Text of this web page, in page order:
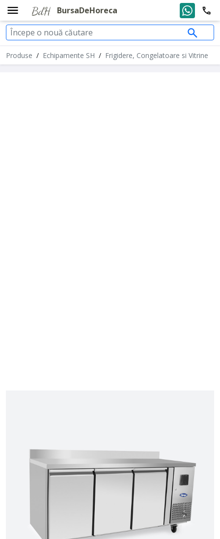
BursaDeHoreca
Produse / Echipamente SH / Frigidere, Congelatoare si Vitrine